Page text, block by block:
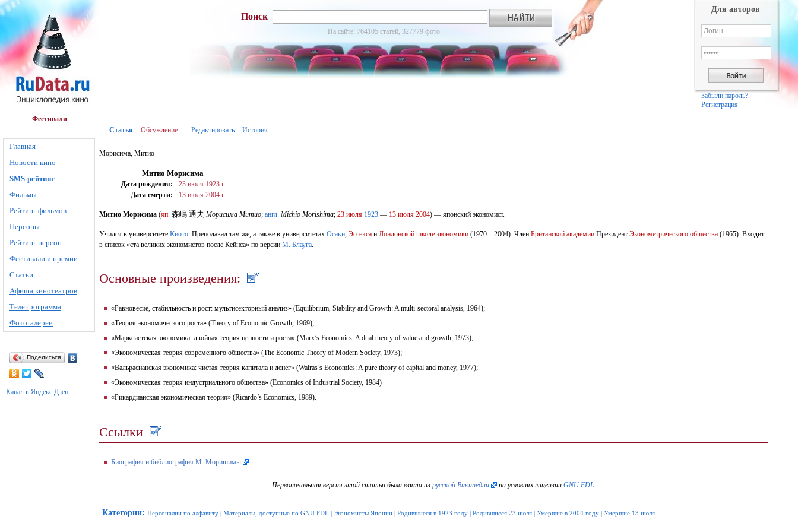
Фестивали
Главная
Новости кино
SMS-рейтинг
Фильмы
Рейтинг фильмов
Персоны
Рейтинг персон
Фестивали и премии
Статьи
Афиша кинотеатров
Телепрограмма
Фотогалереи
Поделиться
Канал в Яндекс.Дзен
Поиск
На сайте: 764105 статей, 327779 фото.
Для авторов
Забыли пароль?
Регистрация
Статья Обсуждение Редактировать История
Морисима, Митио
Митио Морисима
Дата рождения: 23 июля 1923 г.
Дата смерти:
13 июля 2004 г.
Митио Морисима (яп. 森嶋 通夫 Морисима Митио; англ. Michio Morishima; 23 июля 1923 — 13 июля 2004) — японский экономист.
Учился в университете Киото. Преподавал там же, а также в университетах Осаки, Эссекса и Лондонской школе экономики (1970—2004). Член Британской академии.Президент Эконометрического общества (1965). Входит
в список «ста великих экономистов после Кейнса» по версии М. Блауга.
Основные произведения:
«Равновесие, стабильность и рост: мультисекторный анализ» (Equilibrium, Stability and Growth: A multi-sectoral analysis, 1964);
«Теория экономического роста» (Theory of Economic Growth, 1969);
«Марксистская экономика: двойная теория ценности и роста» (Marx’s Economics: A dual theory of value and growth, 1973);
«Экономическая теория современного общества» (The Economic Theory of Modern Society, 1973);
«Вальрасианская экономика: чистая теория капитала и денег» (Walras’s Economics: A pure theory of capital and money, 1977);
«Экономическая теория индустриального общества» (Economics of Industrial Society, 1984)
«Рикардианская экономическая теория» (Ricardo’s Economics, 1989).
Ссылки
Биография и библиография М. Моришимы
Первоначальная версия этой статьи была взята из русской Википедии на условиях лицензии GNU FDL
Категории: Персоналии по алфавиту | Материалы, доступные по GNU FDL | Экономисты Японии | Родившиеся в 1923 году | Родившиеся 23 июля | Умершие в 2004 году | Умершие 13 июля